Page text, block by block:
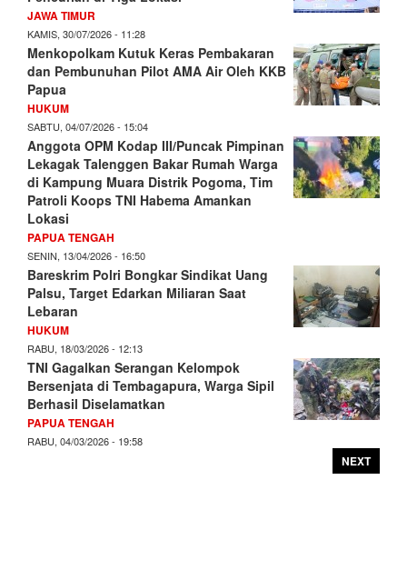
JAWA TIMUR
KAMIS, 30/07/2026 - 11:28
Menkopolkam Kutuk Keras Pembakaran
dan Pembunuhan Pilot AMA Air Oleh KKB
Papua
HUKUM
SABTU, 04/07/2026 - 15:04
Anggota OPM Kodap III/Puncak Pimpinan
Lekagak Talenggen Bakar Rumah Warga
di Kampung Muara Distrik Pogoma, Tim
Patroli Koops TNI Habema Amankan
Lokasi
PAPUA TENGAH
SENIN, 13/04/2026 - 16:50
Bareskrim Polri Bongkar Sindikat Uang
Palsu, Target Edarkan Miliaran Saat
Lebaran
HUKUM
RABU, 18/03/2026 - 12:13
TNI Gagalkan Serangan Kelompok
Bersenjata di Tembagapura, Warga Sipil
Berhasil Diselamatkan
PAPUA TENGAH
RABU, 04/03/2026 - 19:58
NEXT